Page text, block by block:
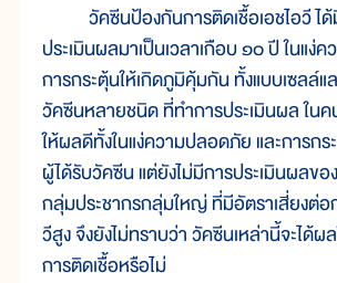
วัคซีนป้องกันการติดเชื้อเอชไอวี ไ
ประเมินผลมาเป็นเวลาเกือบ ๑๐ ปี ในแง่
การกระตุ้นให้เกิดภูมิคุ้มกัน ทั้งแบบเซลล์
วัคซีนหลายชนิด ที่ทำการประเมินผล ใน
ให้ผลดีทั้งในแง่ความปลอดภัย และการก
ผู้ได้รับวัคซีน แต่ยังไม่มีการประเมินผลขอ
กลุ่มประชากรกลุ่มใหญ่ ที่มีอัตราเสี่ยงต่อ
วีสูง จึงยังไม่ทราบว่า วัคซีนเหล่านี้จะได้
การติดเชื้อหรือไม่